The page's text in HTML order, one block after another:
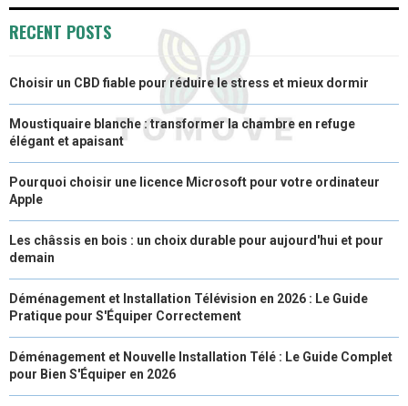
E
)
K
E
S
T
N
RECENT POSTS
Choisir un CBD fiable pour réduire le stress et mieux dormir
Moustiquaire blanche : transformer la chambre en refuge
élégant et apaisant
Pourquoi choisir une licence Microsoft pour votre ordinateur
Apple
Les châssis en bois : un choix durable pour aujourd'hui et pour
demain
Déménagement et Installation Télévision en 2026 : Le Guide
Pratique pour S'Équiper Correctement
Déménagement et Nouvelle Installation Télé : Le Guide Complet
pour Bien S'Équiper en 2026